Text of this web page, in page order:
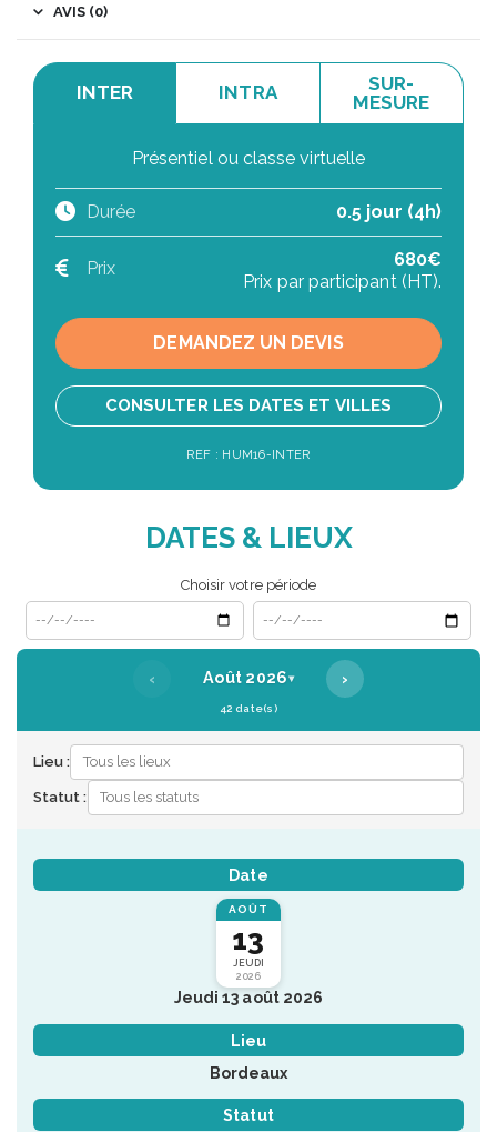
AVIS (0)
INTER INTRA
SUR-
MESURE
Présentiel ou classe virtuelle
Durée 0.5 jour (4h)
Prix
680€
Prix par participant (HT).
DEMANDEZ UN DEVIS
CONSULTER LES DATES ET VILLES
REF : HUM16-INTER
DATES & LIEUX
Choisir votre période
Date de début
Date de fin
‹ Août 2026▾ ›
42 date(s)
Lieu :
Statut :
Date
AOÛT
13
JEUDI
2026
Jeudi 13 août 2026
Lieu
Bordeaux
Statut